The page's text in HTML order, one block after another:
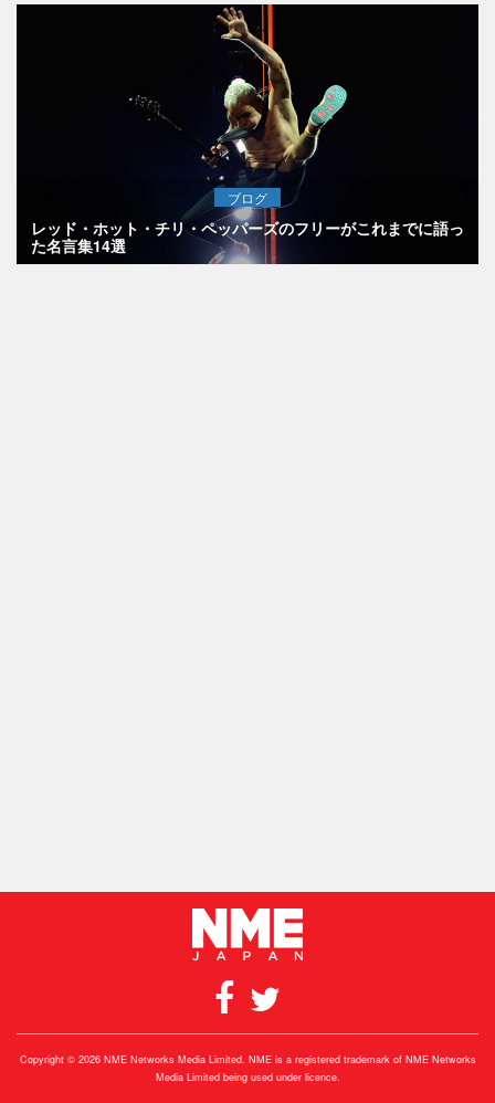
ブログ
レッド・ホット・チリ・ペッパーズのフリーがこれまでに語っ
た名言集14選
Copyright © 2026 NME Networks Media Limited. NME is a registered trademark of NME Networks
Media Limited being used under licence.